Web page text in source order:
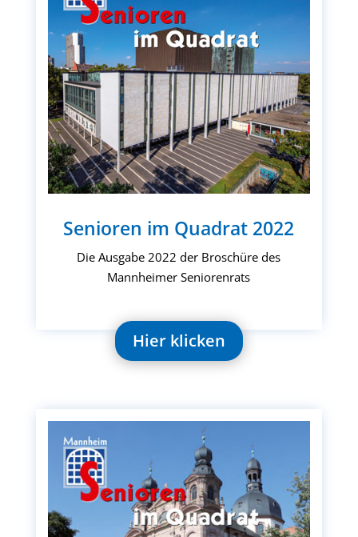
Senioren im Quadrat 2022
Die Ausgabe 2022 der Broschüre des
Mannheimer Seniorenrats
Hier klicken